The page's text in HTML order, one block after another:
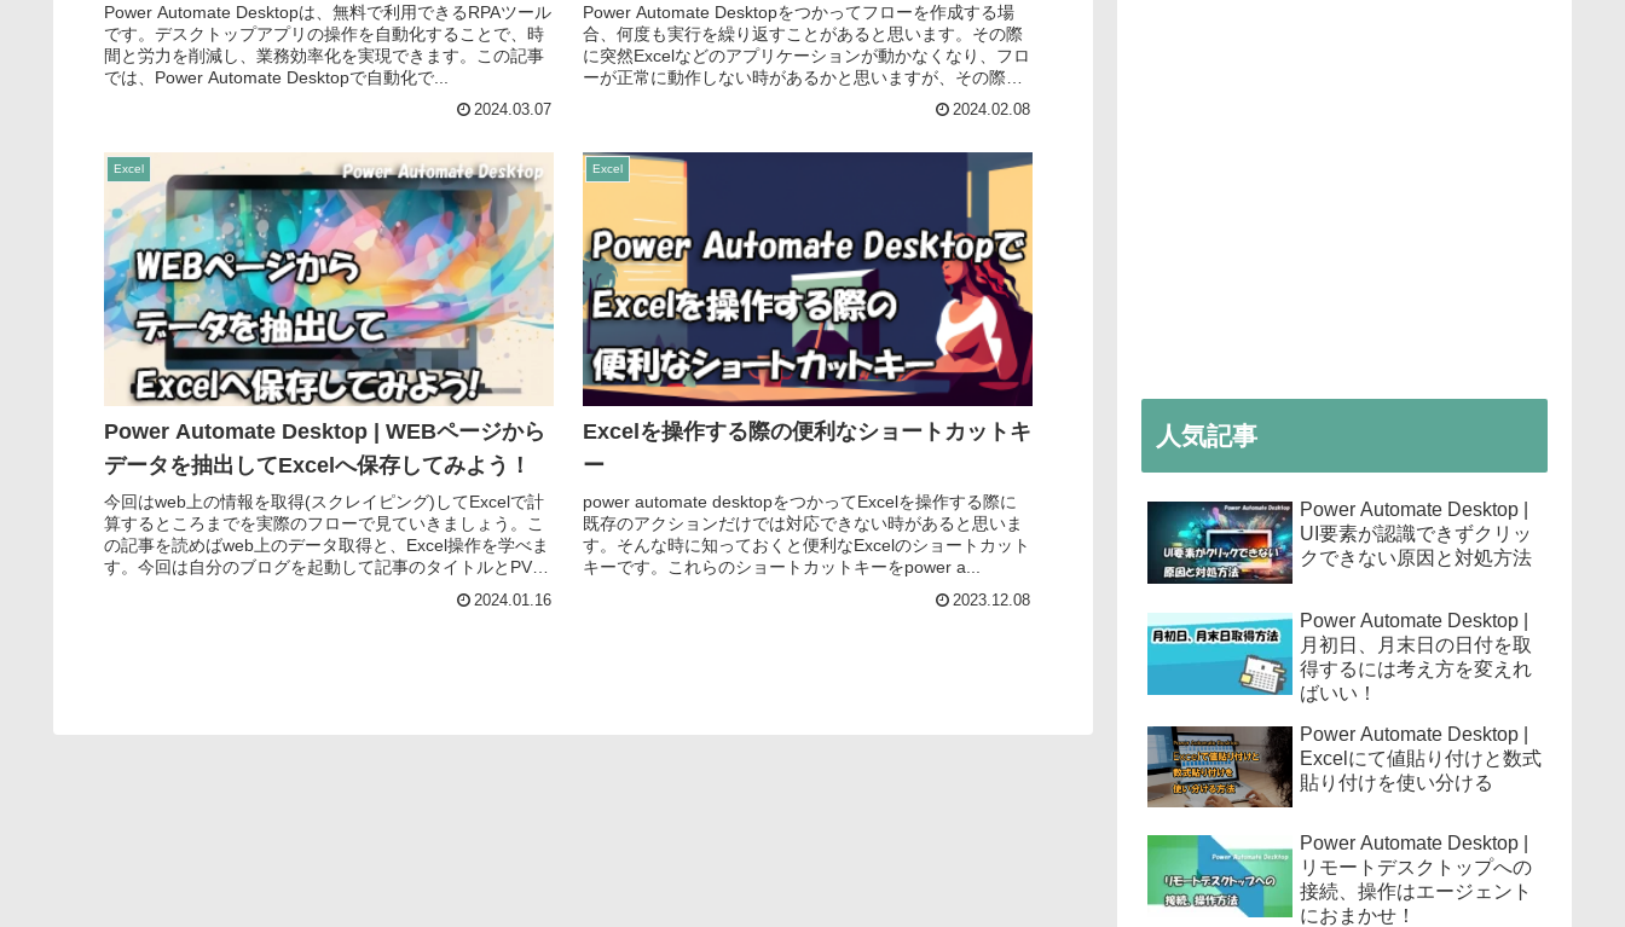
Power Automate Desktopは、無料で利用できるRPAツール
です。デスクトップアプリの操作を自動化することで、時
間と労力を削減し、業務効率化を実現できます。この記事
では、Power Automate Desktopで自動化で...
2024.03.07
Power Automate Desktopをつかってフローを作成する場
合、何度も実行を繰り返すことがあると思います。その際
に突然Excelなどのアプリケーションが動かなくなり、フロ
ーが正常に動作しない時があるかと思いますが、その際の
2024.02.08
Excel
Power Automate Desktop | WEBページから
データを抽出してExcelへ保存してみよう！
今回はweb上の情報を取得(スクレイピング)してExcelで計
算するところまでを実際のフローで見ていきましょう。こ
の記事を読めばweb上のデータ取得と、Excel操作を学べま
す。今回は自分のブログを起動して記事のタイトルとPV数
2024.01.16
Excel
Excelを操作する際の便利なショートカットキ
ー
power automate desktopをつかってExcelを操作する際に
既存のアクションだけでは対応できない時があると思いま
す。そんな時に知っておくと便利なExcelのショートカット
キーです。これらのショートカットキーをpower a...
2023.12.08
人気記事
Power Automate Desktop |
UI要素が認識できずクリッ
クできない原因と対処方法
Power Automate Desktop |
月初日、月末日の日付を取
得するには考え方を変えれ
ばいい！
Power Automate Desktop |
Excelにて値貼り付けと数式
貼り付けを使い分ける
Power Automate Desktop |
リモートデスクトップへの
接続、操作はエージェント
におまかせ！